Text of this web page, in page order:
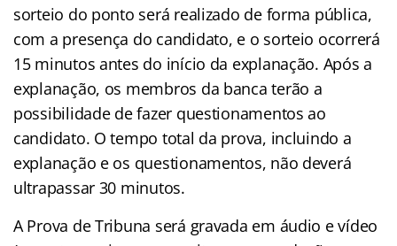
sorteio do ponto será realizado de forma pública,
com a presença do candidato, e o sorteio ocorrerá
15 minutos antes do início da explanação. Após a
explanação, os membros da banca terão a
possibilidade de fazer questionamentos ao
candidato. O tempo total da prova, incluindo a
explanação e os questionamentos, não deverá
ultrapassar 30 minutos.
A Prova de Tribuna será gravada em áudio e vídeo